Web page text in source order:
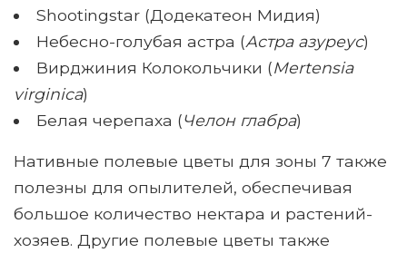
Shootingstar (Додекатеон Мидия)
Небесно-голубая астра (Астра азуреус)
Вирджиния Колокольчики (Mertensia
virginica)
Белая черепаха (Челон глабра)
Нативные полевые цветы для зоны 7 также
полезны для опылителей, обеспечивая
большое количество нектара и растений-
хозяев. Другие полевые цветы также